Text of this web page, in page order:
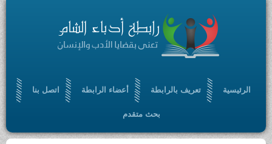
الرئيسية تعريف بالرابطة أعضاء الرابطة اتصل بنا
بحث متقدم